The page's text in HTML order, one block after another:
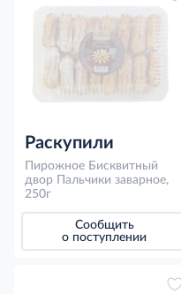
Раскупили
Пирожное Бисквитный
двор Пальчики заварное,
250г
Сообщить
о поступлении